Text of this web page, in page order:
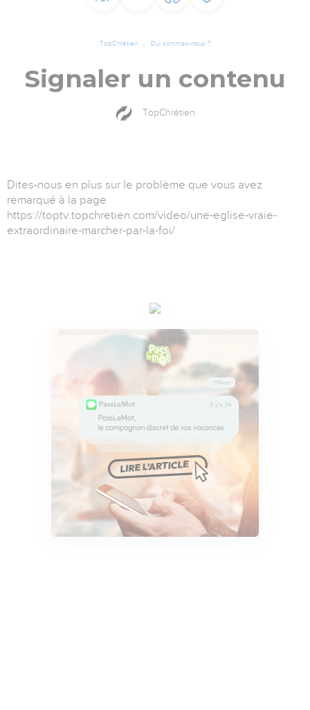
TopChrétien Qui sommes-nous ?
Signaler un contenu
TopChrétien
Dites-nous en plus sur le problème que vous avez
remarqué à la page
https://toptv.topchretien.com/video/une-eglise-vraie-
extraordinaire-marcher-par-la-foi/